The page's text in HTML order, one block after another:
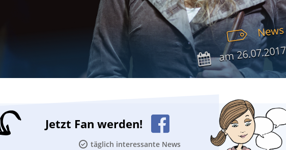
News
am26.07.2017
Jetzt Fan werden!
täglich interessante News